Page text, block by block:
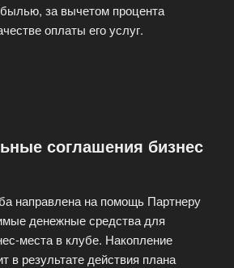
за вычетом процента
оплаты его услуг.
соглашения бизнес
направлена на помощь Партнеру
денежные средства для
места в клубе. Накопление
в результате действия плана